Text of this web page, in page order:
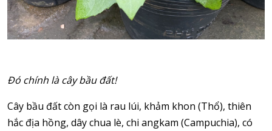
Đó chính là cây bầu đất!
Cây bầu đất còn gọi là rau lúi, khảm khon (Thổ), thiên
hắc địa hồng, dây chua lè, chi angkam (Campuchia), có